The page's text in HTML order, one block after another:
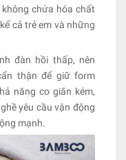
chứa hóa chất
cả trẻ em và những
đàn hồi thấp, nên
thận để giữ form
năng co giãn kém,
yêu cầu vận động
mạnh.